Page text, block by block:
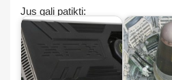
Jus gali patikti: